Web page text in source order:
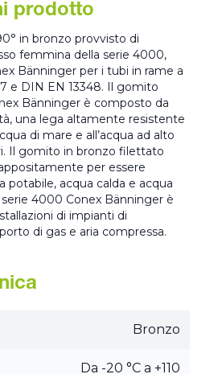
prodotto
in bronzo provvisto di
femmina della serie 4000,
Bänninger per i tubi in rame a
e DIN EN 13348. Il gomito
Bänninger è composto da
una lega altamente resistente
di mare e all’acqua ad alto
Il gomito in bronzo filettato
per essere
potabile, acqua calda e acqua
4000 Conex Bänninger è
di impianti di
di gas e aria compressa.
Bronzo
Da -20 °C a +110